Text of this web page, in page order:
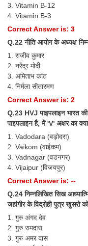
3. Vitamin B-12
4. Vitamin B-3
Correct Answer is: 3
Q.22 नीति आयोग के अध्यक्ष
1. राजीव कुमार
2. नरेंद्र मोदी
3. अमिताभ कांत
4. निर्मला सीतारमण
Correct Answer is: 2
Q.23 HVJ पाइपलाइन भारत
पाइपलाइन है, में 'V' अक्षर का
1. Vadodara (वड़ोदरा)
2. Vaikom (वाईकम)
3. Vadnagar (वडनगर)
4. Vijaipur (विजयपुर)
Correct Answer is: --
Q.24 निम्नलिखित सिख
जहांगीर के विद्रोही पुत्र खुसरो
1. गुरु अंगद देव
2. गुरु रामदास
3. गुरु अमर दास